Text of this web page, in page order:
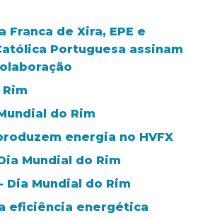
Franca de Xira, EPE e
Portuguesa assinam
do Rim
energia no HVFX
Mundial do Rim
Dia Mundial do Rim
eficiência energética